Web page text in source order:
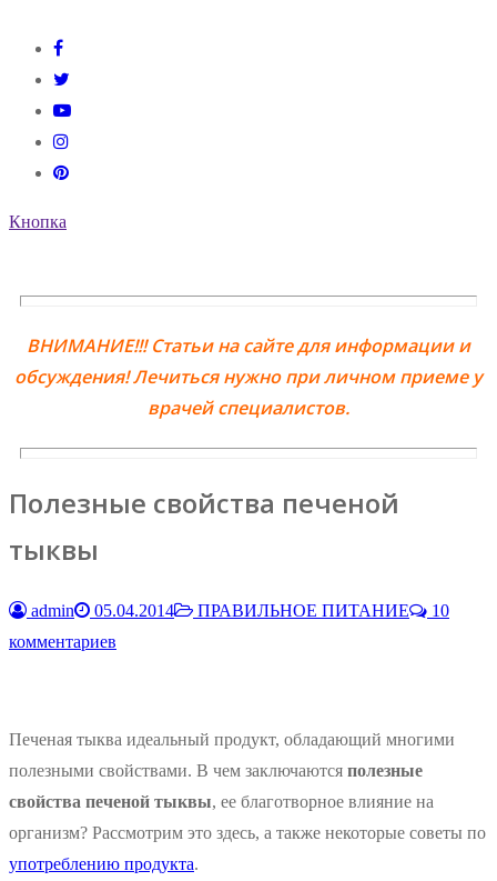
Кнопка
ВНИМАНИЕ!!! Статьи на сайте для информации и
обсуждения! Лечиться нужно при личном приеме у
врачей специалистов.
Полезные свойства печеной
тыквы
admin 05.04.2014 ПРАВИЛЬНОЕ ПИТАНИЕ
10
комментариев
Печеная тыква идеальный продукт, обладающий многими
полезными свойствами. В чем заключаются полезные
свойства печеной тыквы, ее благотворное влияние на
организм? Рассмотрим это здесь, а также некоторые советы по
употреблению продукта.